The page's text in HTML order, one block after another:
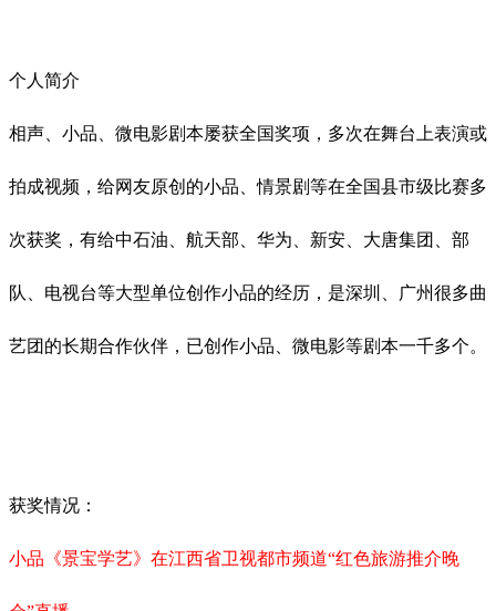
个人简介
相声、小品、微电影剧本屡获全国奖项，多次在舞台上表演或
拍成视频，给网友原创的小品、情景剧等在全国县市级比赛多
次获奖，有给中石油、航天部、华为、新安、大唐集团、部
队、电视台等大型单位创作小品的经历，是深圳、广州很多曲
艺团的长期合作伙伴，已创作小品、微电影等剧本一千多个。
获奖情况：
小品《景宝学艺》在江西省卫视都市频道“红色旅游推介晚